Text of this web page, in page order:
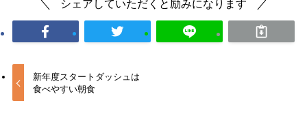
シェアしていただくと励みになります
新年度スタートダッシュは
食べやすい朝食